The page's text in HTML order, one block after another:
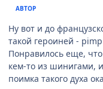
АВТОР
Ну вот и до
такой героиней -
Понравилось еще,
кем-то из шинигами,
поимка такого духа